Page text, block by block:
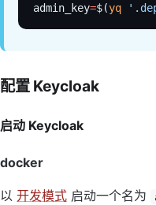
admin_key=$(yq
配置 Keycloak
启动 Keycloak
docker
以 开发模式 启动一个名为